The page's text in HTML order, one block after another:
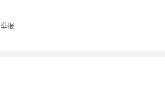
举报